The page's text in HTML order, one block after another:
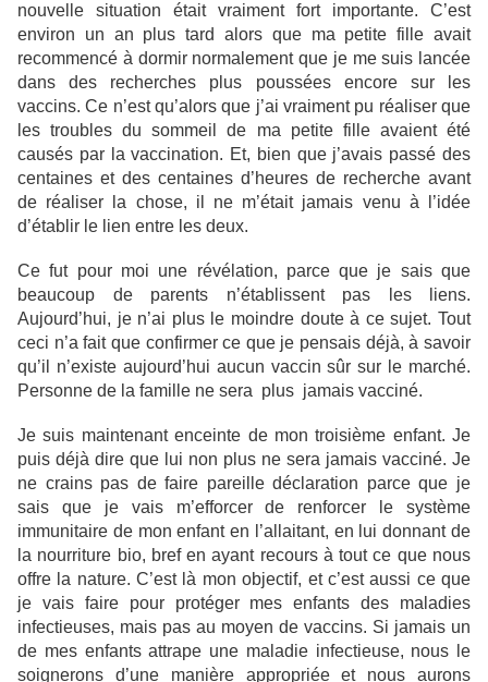
nouvelle situation était vraiment fort importante. C’est
environ un an plus tard alors que ma petite fille avait
recommencé à dormir normalement que je me suis lancée
dans des recherches plus poussées encore sur les
vaccins. Ce n’est qu’alors que j’ai vraiment pu réaliser que
les troubles du sommeil de ma petite fille avaient été
causés par la vaccination. Et, bien que j’avais passé des
centaines et des centaines d’heures de recherche avant
de réaliser la chose, il ne m’était jamais venu à l’idée
d’établir le lien entre les deux.
Ce fut pour moi une révélation, parce que je sais que
beaucoup de parents n’établissent pas les liens.
Aujourd’hui, je n’ai plus le moindre doute à ce sujet. Tout
ceci n’a fait que confirmer ce que je pensais déjà, à savoir
qu’il n’existe aujourd’hui aucun vaccin sûr sur le marché.
Personne de la famille ne sera plus jamais vacciné.
Je suis maintenant enceinte de mon troisième enfant. Je
puis déjà dire que lui non plus ne sera jamais vacciné. Je
ne crains pas de faire pareille déclaration parce que je
sais que je vais m’efforcer de renforcer le système
immunitaire de mon enfant en l’allaitant, en lui donnant de
la nourriture bio, bref en ayant recours à tout ce que nous
offre la nature. C’est là mon objectif, et c’est aussi ce que
je vais faire pour protéger mes enfants des maladies
infectieuses, mais pas au moyen de vaccins. Si jamais un
de mes enfants attrape une maladie infectieuse, nous le
soignerons d’une manière appropriée et nous aurons